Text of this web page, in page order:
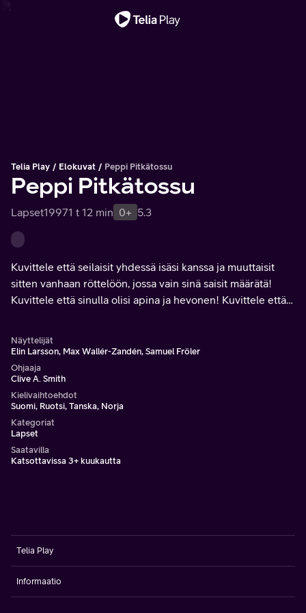
Telia Play Elokuvat Peppi Pitkätossu
Peppi Pitkätossu
Lapset19971 t 12 min 0+ 5.3
Kuvittele että seilaisit yhdessä isäsi kanssa ja muuttaisit
sitten vanhaan röttelöön, jossa vain sinä saisit määrätä!
Kuvittele että sinulla olisi apina ja hevonen! Kuvittele että
Näyttelijät
Elin Larsson, Max Wallér-Zandén, Samuel Fröler
Ohjaaja
Clive A. Smith
Kielivaihtoehdot
Suomi, Ruotsi, Tanska, Norja
Kategoriat
Lapset
Saatavilla
Katsottavissa 3+ kuukautta
Telia Play
Informaatio